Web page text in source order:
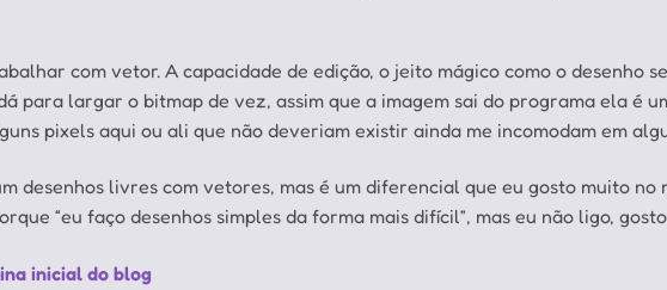
com vetor. A capacidade de edição, o jeito mágico como o desenho
para largar o bitmap de vez, assim que a imagem sai do programa ela é
pixels aqui ou ali que não deveriam existir ainda me incomodam em
desenhos livres com vetores, mas é um diferencial que eu gosto muito
“eu faço desenhos simples da forma mais difícil”, mas eu não ligo,
inicial do blog